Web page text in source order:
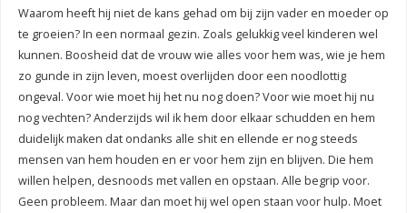
Waarom heeft hij niet de kans gehad om bij zijn vader en moeder op
te groeien? In een normaal gezin. Zoals gelukkig veel kinderen wel
kunnen. Boosheid dat de vrouw wie alles voor hem was, wie je hem
zo gunde in zijn leven, moest overlijden door een noodlottig
ongeval. Voor wie moet hij het nu nog doen? Voor wie moet hij nu
nog vechten? Anderzijds wil ik hem door elkaar schudden en hem
duidelijk maken dat ondanks alle shit en ellende er nog steeds
mensen van hem houden en er voor hem zijn en blijven. Die hem
willen helpen, desnoods met vallen en opstaan. Alle begrip voor.
Geen probleem. Maar dan moet hij wel open staan voor hulp. Moet